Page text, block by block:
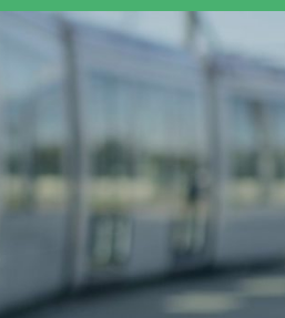
Retour à l'accueil